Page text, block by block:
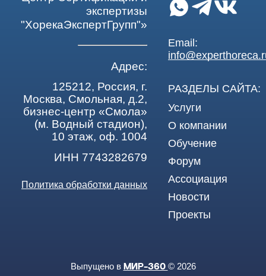
экспертизы
"ХорекаЭкспертГрупп"»
Адрес:
125212, Россия, г.
Москва, Смольная, д.2,
бизнес-центр «Смола»
(м. Водный стадион),
10 этаж, оф. 1004
ИНН 7743282679
Политика обработки данных
РАЗДЕЛЫ САЙТА:
Услуги
О компании
Обучение
Форум
Ассоциация
Новости
Проекты
Email:
Выпущено в МИР-360 © 2026